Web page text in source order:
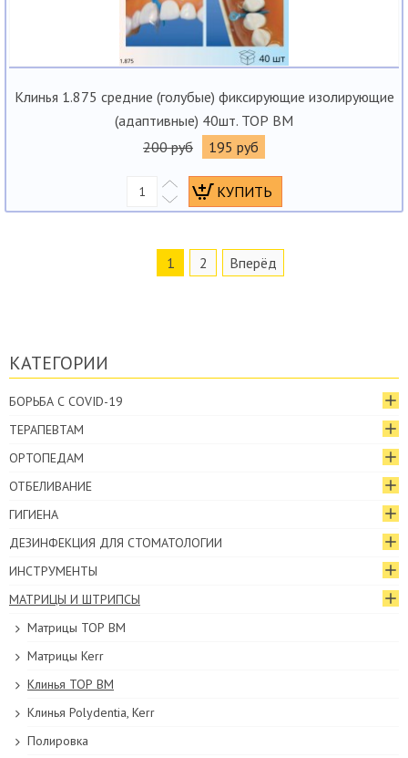
Клинья 1.875 средние (голубые) фиксирующие изолирующие
(адаптивные) 40шт. ТОР ВМ
200 руб
195 руб
1 2 Вперёд
КАТЕГОРИИ
БОРЬБА С COVID-19
ТЕРАПЕВТАМ
ОРТОПЕДАМ
ОТБЕЛИВАНИЕ
ГИГИЕНА
ДЕЗИНФЕКЦИЯ ДЛЯ СТОМАТОЛОГИИ
ИНСТРУМЕНТЫ
МАТРИЦЫ И ШТРИПСЫ
Матрицы ТОР ВМ
Матрицы Kerr
Клинья ТОР ВМ
Клинья Polydentia, Kerr
Полировка